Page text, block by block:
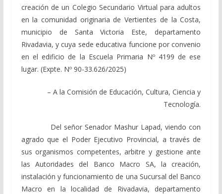
creación de un Colegio Secundario Virtual para adultos
en la comunidad originaria de Vertientes de la Costa,
municipio de Santa Victoria Este, departamento
Rivadavia, y cuya sede educativa funcione por convenio
en el edificio de la Escuela Primaria Nº 4199 de ese
lugar. (Expte. Nº 90-33.626/2025)
– A la Comisión de Educación, Cultura, Ciencia y
Tecnología.
Del señor Senador Mashur Lapad, viendo con
agrado que el Poder Ejecutivo Provincial, a través de
sus organismos competentes, arbitre y gestione ante
las Autoridades del Banco Macro SA, la creación,
instalación y funcionamiento de una Sucursal del Banco
Macro en la localidad de Rivadavia, departamento